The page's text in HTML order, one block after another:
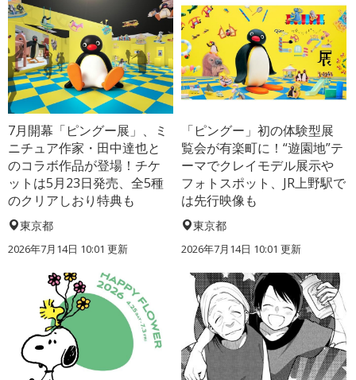
7月開幕「ピングー展」、ミ
ニチュア作家・田中達也と
のコラボ作品が登場！チケ
ットは5月23日発売、全5種
のクリアしおり特典も
東京都
2026年7月14日 10:01 更新
「ピングー」初の体験型展
覧会が有楽町に！“遊園地”テ
ーマでクレイモデル展示や
フォトスポット、JR上野駅で
は先行映像も
東京都
2026年7月14日 10:01 更新